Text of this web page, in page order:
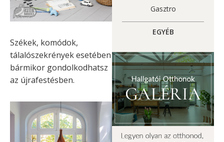
Székek, komódok,
tálalószekrények esetében
bármikor gondolkodhatsz
az újrafestésben.
Gasztro
EGYÉB